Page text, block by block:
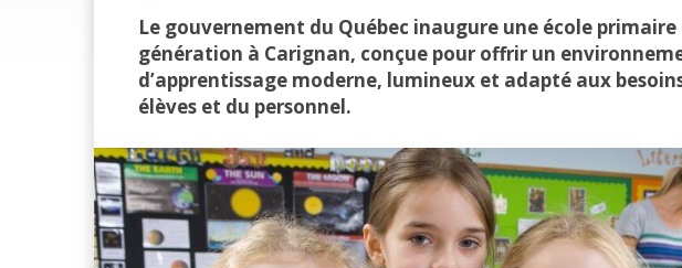
Le gouvernement du Québec inaugure une école
génération à Carignan, conçue pour offrir un
d’apprentissage moderne, lumineux et adapté aux
élèves et du personnel.